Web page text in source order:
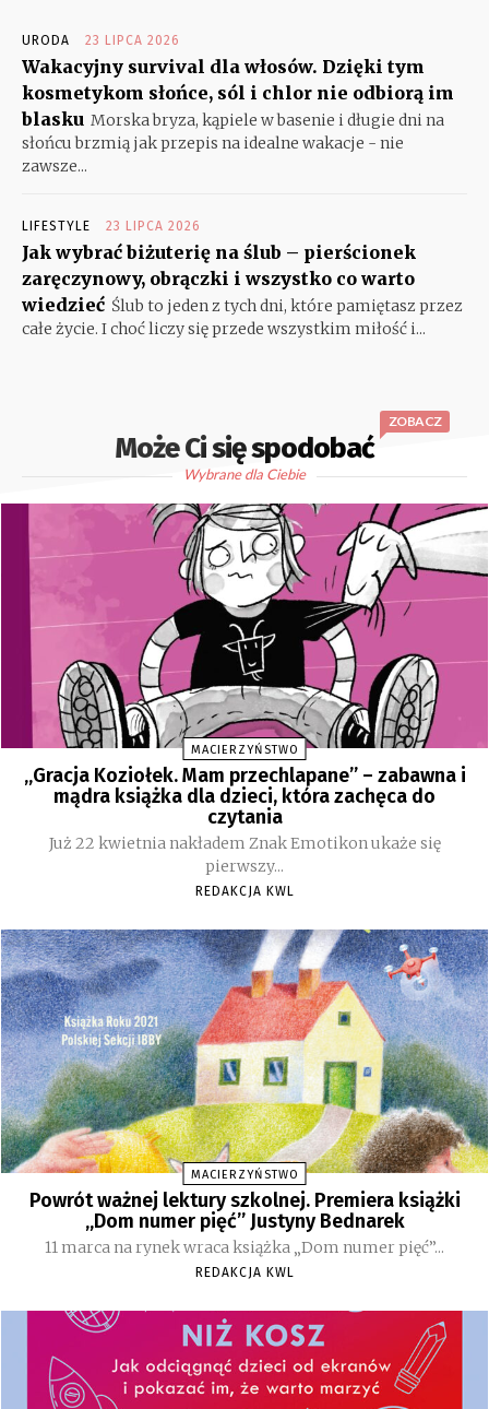
URODA 23 LIPCA 2026
Wakacyjny survival dla włosów. Dzięki tym
kosmetykom słońce, sól i chlor nie odbiorą im
blasku Morska bryza, kąpiele w basenie i długie dni na
słońcu brzmią jak przepis na idealne wakacje - nie
zawsze...
LIFESTYLE 23 LIPCA 2026
Jak wybrać biżuterię na ślub – pierścionek
zaręczynowy, obrączki i wszystko co warto
wiedzieć Ślub to jeden z tych dni, które pamiętasz przez
całe życie. I choć liczy się przede wszystkim miłość i...
Może Ci się spodobać
ZOBACZ
Wybrane dla Ciebie
MACIERZYŃSTWO
„Gracja Koziołek. Mam przechlapane” – zabawna i
mądra książka dla dzieci, która zachęca do
czytania
Już 22 kwietnia nakładem Znak Emotikon ukaże się
pierwszy...
REDAKCJA KWL
MACIERZYŃSTWO
Powrót ważnej lektury szkolnej. Premiera książki
„Dom numer pięć” Justyny Bednarek
11 marca na rynek wraca książka „Dom numer pięć”...
REDAKCJA KWL